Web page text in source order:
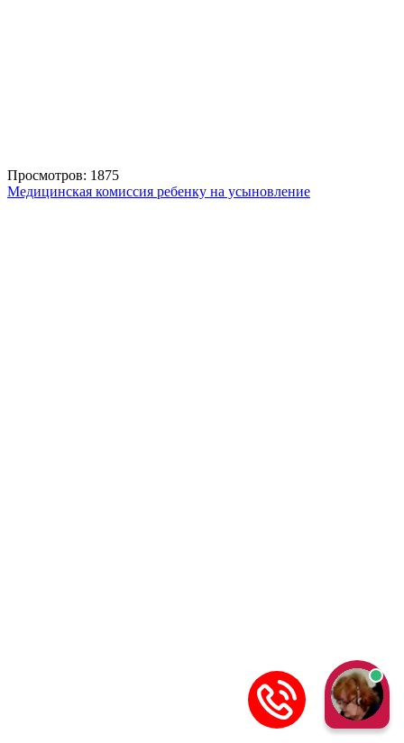
Просмотров: 1875
Медицинская комиссия ребенку на усыновление